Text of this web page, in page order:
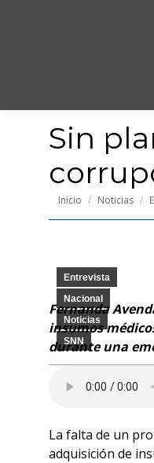
Sin
Estás aquí:
Inicio Noticias
Entrevista
Nacional
Noticias
SNN
Fernanda
insumos
durante una
La falta de un
adquisición de